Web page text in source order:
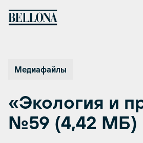
Медиафайлы
«Экология и
№59 (4,42 МБ)